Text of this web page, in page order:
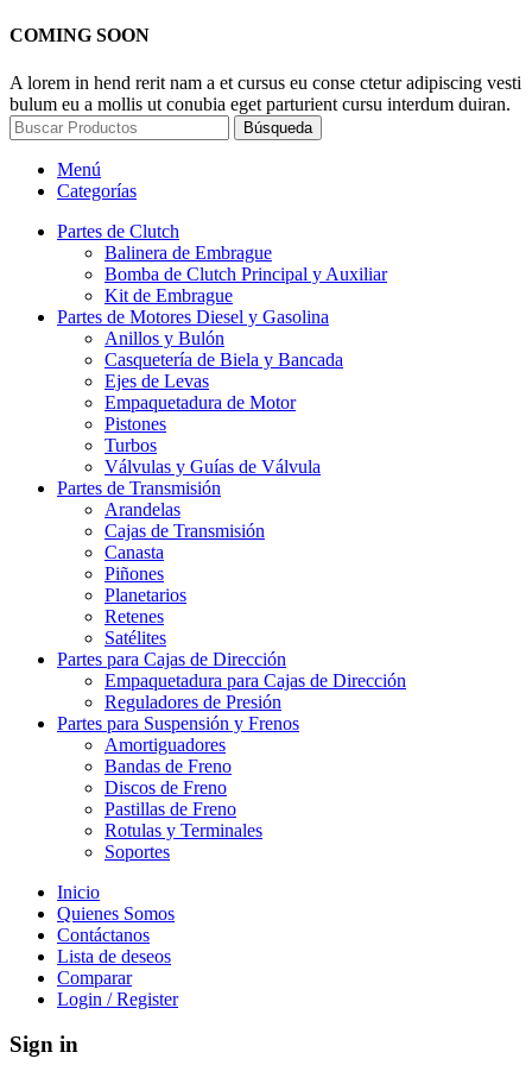
COMING SOON
A lorem in hend rerit nam a et cursus eu conse ctetur adipiscing vesti
bulum eu a mollis ut conubia eget parturient cursu interdum duiran.
Búsqueda
Menú
Categorías
Partes de Clutch
Balinera de Embrague
Bomba de Clutch Principal y Auxiliar
Kit de Embrague
Partes de Motores Diesel y Gasolina
Anillos y Bulón
Casquetería de Biela y Bancada
Ejes de Levas
Empaquetadura de Motor
Pistones
Turbos
Válvulas y Guías de Válvula
Partes de Transmisión
Arandelas
Cajas de Transmisión
Canasta
Piñones
Planetarios
Retenes
Satélites
Partes para Cajas de Dirección
Empaquetadura para Cajas de Dirección
Reguladores de Presión
Partes para Suspensión y Frenos
Amortiguadores
Bandas de Freno
Discos de Freno
Pastillas de Freno
Rotulas y Terminales
Soportes
Inicio
Quienes Somos
Contáctanos
Lista de deseos
Comparar
Login / Register
Sign in